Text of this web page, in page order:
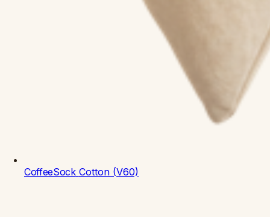
CoffeeSock Cotton (V60)